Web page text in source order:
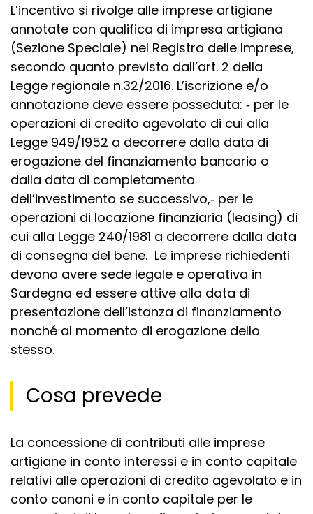
L’incentivo si rivolge alle imprese artigiane
annotate con qualifica di impresa artigiana
(Sezione Speciale) nel Registro delle Imprese,
secondo quanto previsto dall’art. 2 della
Legge regionale n.32/2016. L’iscrizione e/o
annotazione deve essere posseduta: ‐ per le
operazioni di credito agevolato di cui alla
Legge 949/1952 a decorrere dalla data di
erogazione del finanziamento bancario o
dalla data di completamento
dell’investimento se successivo,‐ per le
operazioni di locazione finanziaria (leasing) di
cui alla Legge 240/1981 a decorrere dalla data
di consegna del bene. Le imprese richiedenti
devono avere sede legale e operativa in
Sardegna ed essere attive alla data di
presentazione dell’istanza di finanziamento
nonché al momento di erogazione dello
stesso.
Cosa prevede
La concessione di contributi alle imprese
artigiane in conto interessi e in conto capitale
relativi alle operazioni di credito agevolato e in
conto canoni e in conto capitale per le